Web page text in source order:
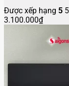
Được xếp hạng 5
3.100.000₫